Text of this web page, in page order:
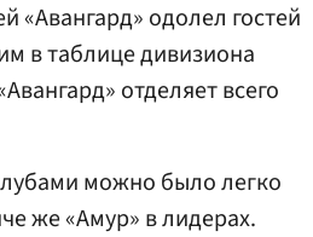
«Авангард» одолел гостей
в таблице дивизиона
отделяет всего
можно было легко
же «Амур» в лидерах.